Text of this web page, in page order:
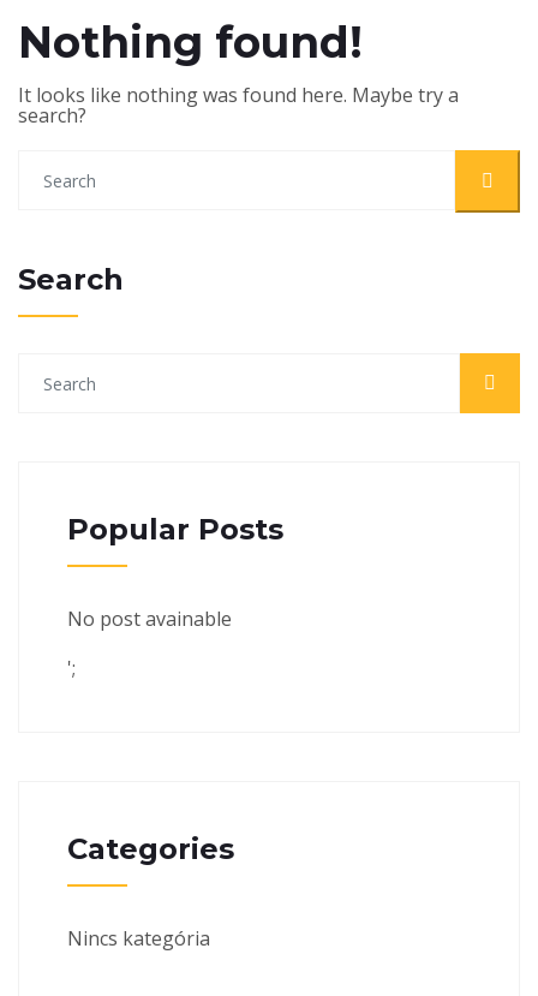
Nothing found!
It looks like nothing was found here. Maybe try a
search?
Search
Popular Posts
No post avainable
';
Categories
Nincs kategória